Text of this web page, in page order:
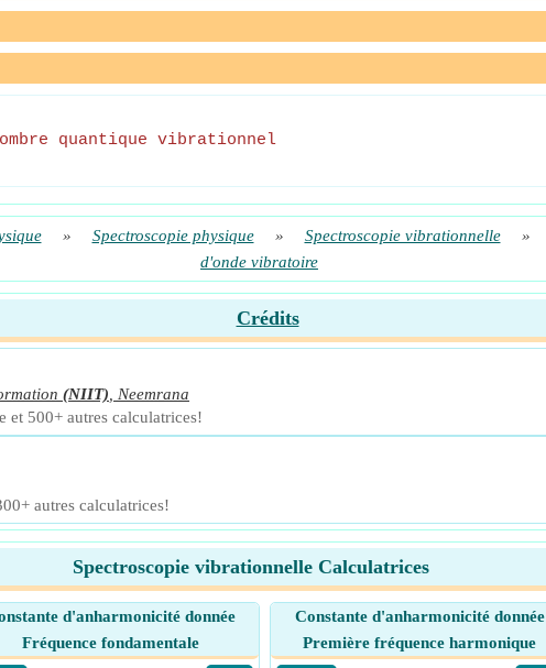
quantique vibrationnel
» Spectroscopie physique » Spectroscopie vibrationnelle »
d'onde vibratoire
Crédits
(NIIT)
Neemrana
et 500+ autres calculatrices!
autres calculatrices!
Spectroscopie vibrationnelle Calculatrices
d'anharmonicité donnée
Fréquence fondamentale
Constante d'anharmonicité donnée
Première fréquence harmonique